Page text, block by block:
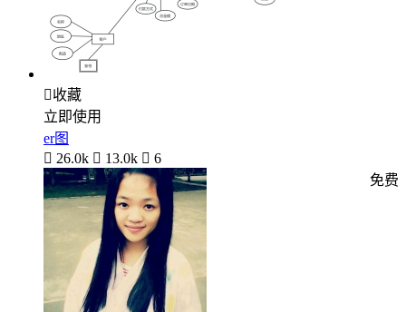
收藏
立即使用
er图
 26.0k  13.0k  6
免费